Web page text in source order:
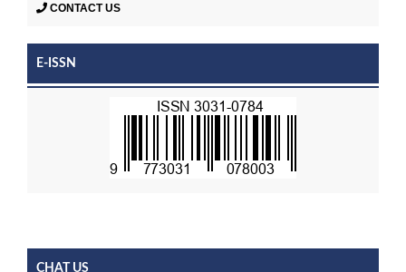
CONTACT US
E-ISSN
CHAT US